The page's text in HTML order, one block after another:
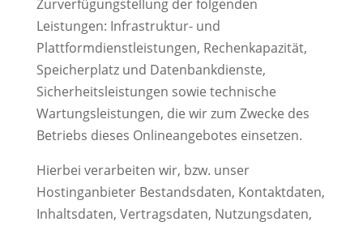
Zurverfügungstellung der folgenden
Leistungen: Infrastruktur- und
Plattformdienstleistungen, Rechenkapazität,
Speicherplatz und Datenbankdienste,
Sicherheitsleistungen sowie technische
Wartungsleistungen, die wir zum Zwecke des
Betriebs dieses Onlineangebotes einsetzen.
Hierbei verarbeiten wir, bzw. unser
Hostinganbieter Bestandsdaten, Kontaktdaten,
Inhaltsdaten, Vertragsdaten, Nutzungsdaten,